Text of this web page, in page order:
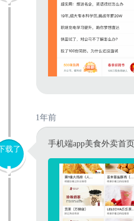
1年前
载了
手机端app美食外卖首